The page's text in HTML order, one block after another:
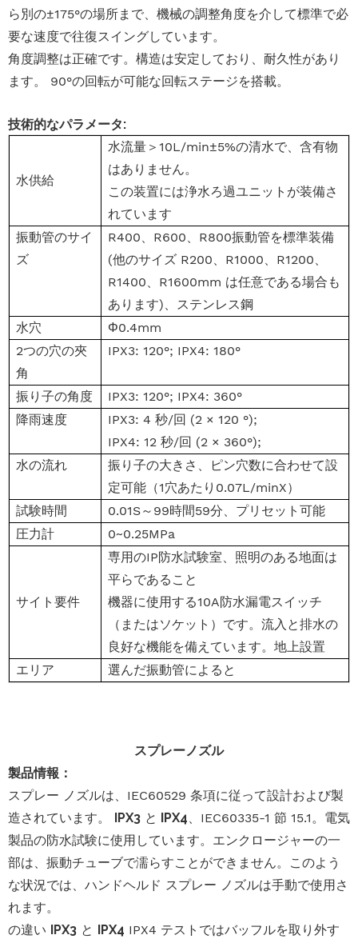
ら別の±175°の場所まで、機械の調整角度を介して標準で必
要な速度で往復スイングしています。
角度調整は正確です。構造は安定しており、耐久性があり
ます。 90°の回転が可能な回転ステージを搭載。
技術的なパラメータ:
水供給
水流量＞10L/min±5%の清水で、含有物
はありません。
この装置には浄水ろ過ユニットが装備さ
れています
振動管のサイ
ズ
R400、R600、R800振動管を標準装備
(他のサイズ R200、R1000、R1200、
R1400、R1600mm は任意である場合も
あります)、ステンレス鋼
水穴
Φ0.4mm
2つの穴の夾
角
IPX3: 120°; IPX4: 180°
振り子の角度
IPX3: 120°; IPX4: 360°
降雨速度
IPX3: 4 秒/回 (2 × 120 °);
IPX4: 12 秒/回 (2 × 360°);
水の流れ
振り子の大きさ、ピン穴数に合わせて設
定可能（1穴あたり0.07L/minX）
試験時間
0.01S～99時間59分、プリセット可能
圧力計
0~0.25MPa
サイト要件
専用のIP防水試験室、照明のある地面は
平らであること
機器に使用する10A防水漏電スイッチ
（またはソケット）です。流入と排水の
良好な機能を備えています。地上設置
エリア
選んだ振動管によると
スプレーノズル
製品情報：
スプレー ノズルは、IEC60529 条項に従って設計および製
造されています。 IPX3 と IPX4、IEC60335-1 節 15.1。電気
製品の防水試験に使用しています。エンクロージャーの一
部は、振動チューブで濡らすことができません。このよう
な状況では、ハンドヘルド スプレー ノズルは手動で使用さ
れます。
の違い IPX3 と IPX4 IPX4 テストではバッフルを取り外す